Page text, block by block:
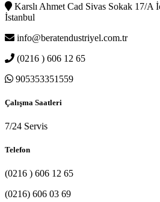
Karslı Ahmet Cad Sivas Sokak 17/A
İstanbul
info@beratendustriyel.com.tr
(0216 ) 606 12 65
905353351559
Çalışma Saatleri
7/24 Servis
Telefon
(0216 ) 606 12 65
(0216) 606 03 69